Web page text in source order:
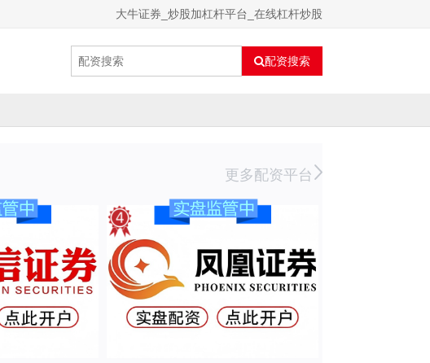
大牛证券_炒股加杠杆平台_在线杠杆炒股
配资搜索
更多配资平台